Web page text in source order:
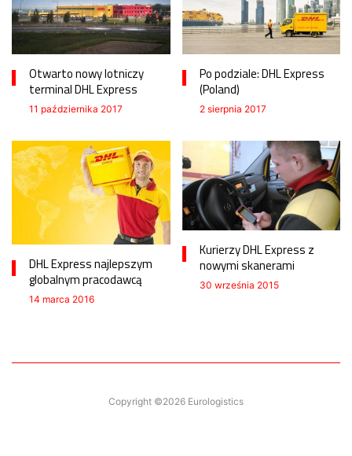
Otwarto nowy lotniczy
terminal DHL Express
11 października 2017
Po podziale: DHL Express
(Poland)
2 sierpnia 2017
DHL Express najlepszym
globalnym pracodawcą
14 marca 2016
Kurierzy DHL Express z
nowymi skanerami
30 września 2015
Copyright ©2026 Eurologistics